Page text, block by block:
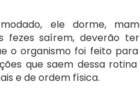
ele dorme,
fezes saírem, deverão
o organismo foi feito
que saem dessa
e de ordem física.